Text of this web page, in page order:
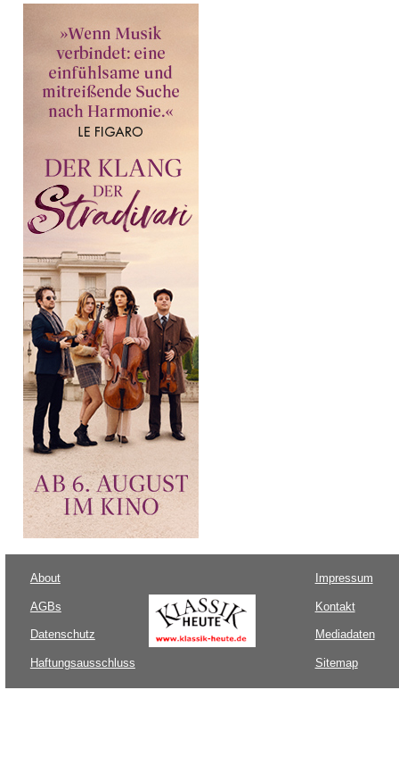
About
AGBs
Datenschutz
Haftungsausschluss
Impressum
Kontakt
Mediadaten
Sitemap